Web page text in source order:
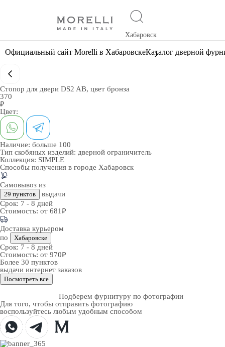
Хабаровск
Официальный сайт Morelli в ХабаровскеКаталог дверной
Стопор для двери DS2 AB, цвет бронза
370
₽
Цвет:
Наличие: больше 100
Тип скобяных изделий: дверной ограничитель
Коллекция: SIMPLE
Способы получения в городе Хабаровск
Самовывоз из
29 пунктов
выдачи
Срок: 7 - 8 дней
Стоимость: от 681₽
Доставка курьером
по
Хабаровске
Срок: 7 - 8 дней
Стоимость: от 970₽
Более 30 пунктов
выдачи интернет заказов
Посмотреть все
Подберем фурнитуру по фотографии
Для того, чтобы отправить фотографию
воспользуйтесь любым удобным способом